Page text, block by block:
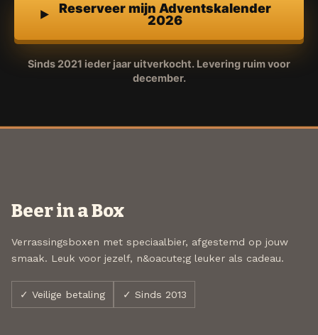
Reserveer mijn Adventskalender
2026
Sinds 2021 ieder jaar uitverkocht. Levering ruim voor
december.
Beer in a Box
Verrassingsboxen met speciaalbier, afgestemd op jouw
smaak. Leuk voor jezelf, n&oacute;g leuker als cadeau.
✓ Veilige betaling ✓ Sinds 2013